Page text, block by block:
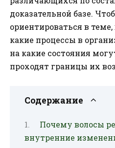
доказательной базе.
ориентироваться в
какие процессы в
на какие состояния
проходят границы их
Содержание
Почему волосы
внутренние